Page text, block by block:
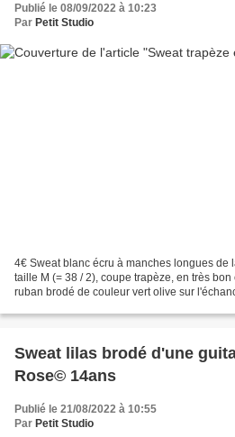
Publié le 08/09/2022 à 10:23
Par Petit Studio
4€ Sweat blanc écru à manches longues de
taille M (= 38 / 2), coupe trapèze, en très
ruban brodé de couleur vert olive sur
Sweat lilas brodé d'une
Rose© 14ans
Publié le 21/08/2022 à 10:55
Par Petit Studio